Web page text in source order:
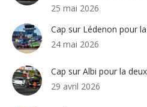
25 mai 2026
Cap sur Lédenon pour
24 mai 2026
Cap sur Albi pour la
29 avril 2026